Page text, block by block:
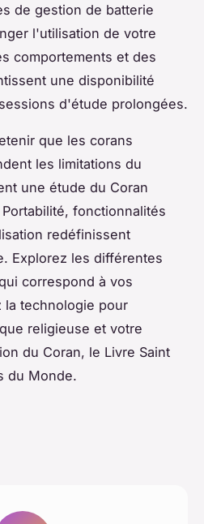
de gestion de batterie
l'utilisation de votre
comportements et des
une disponibilité
d'étude prolongées.
que les corans
les limitations du
une étude du Coran
fonctionnalités
redéfinissent
Explorez les différentes
correspond à vos
la technologie pour
religieuse et votre
du Coran, le Livre Saint
du Monde.